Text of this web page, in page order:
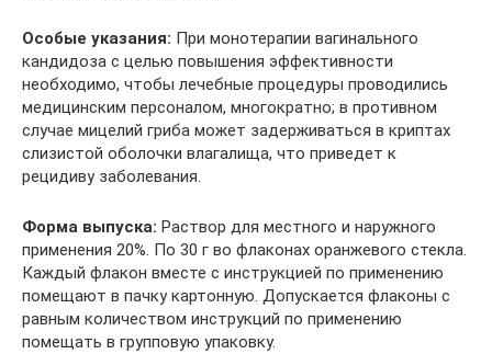
Особые указания: При монотерапии вагинального
кандидоза с целью повышения эффектив­ности
необходимо, чтобы лечебные процедуры проводились
медицинским персоналом, мно­гократно; в противном
случае мицелий гриба может задерживаться в криптах
слизистой обо­лочки влагалища, что приведет к
рецидиву заболевания.
Форма выпуска: Раствор для местного и наружного
применения 20%. По 30 г во флаконах оранжевого стекла.
Каждый флакон вместе с инструкцией по применению
помещают в пачку картонную. Допускается флаконы с
равным количеством инструкций по применению
помещать в груп­повую упаковку.